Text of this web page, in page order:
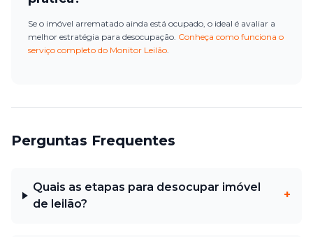
Se o imóvel arrematado ainda está ocupado, o ideal é avaliar a
melhor estratégia para desocupação. Conheça como funciona o
serviço completo do Monitor Leilão
Perguntas Frequentes
Quais as etapas para desocupar imóvel
de leilão?
+